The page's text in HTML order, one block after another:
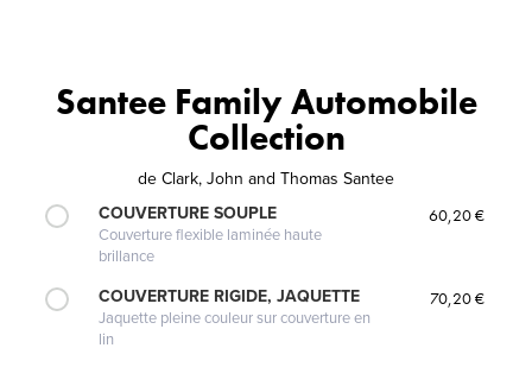
Santee Family Automobile
Collection
de Clark, John and Thomas Santee
COUVERTURE SOUPLE
Couverture flexible laminée haute
brillance
60,20 €
COUVERTURE RIGIDE, JAQUETTE
Jaquette pleine couleur sur couverture en
lin
70,20 €